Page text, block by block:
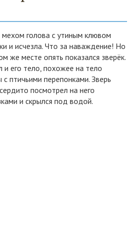
голова с утиным клювом
и исчезла. Что за наваждение! Но
же месте опять показался зверёк.
и его тело, похожее на тело
птичьими перепонками. Зверь
посмотрел на него
и скрылся под водой.